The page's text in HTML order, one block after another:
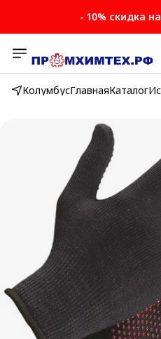
- 10% скидка
КолумбусГлавнаяКаталог